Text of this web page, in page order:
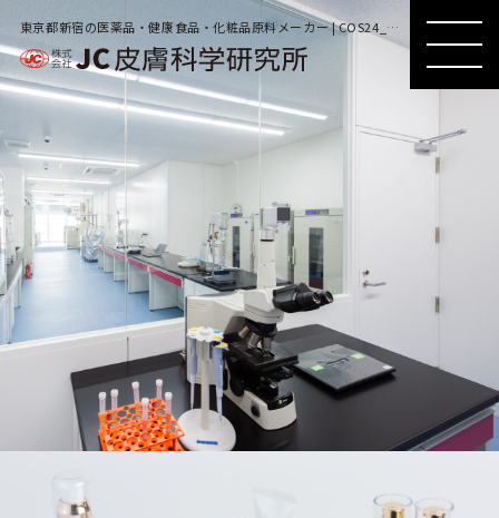
東京都新宿の医薬品・健康食品・化粧品原料メーカー | COS24_LOG_J_CI_1C_K_black.png.coredownload.729808003